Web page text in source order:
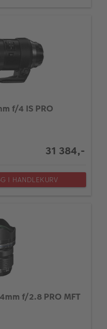
f/4 IS PRO
31 384,-
I HANDLEKURV
f/2.8 PRO MFT